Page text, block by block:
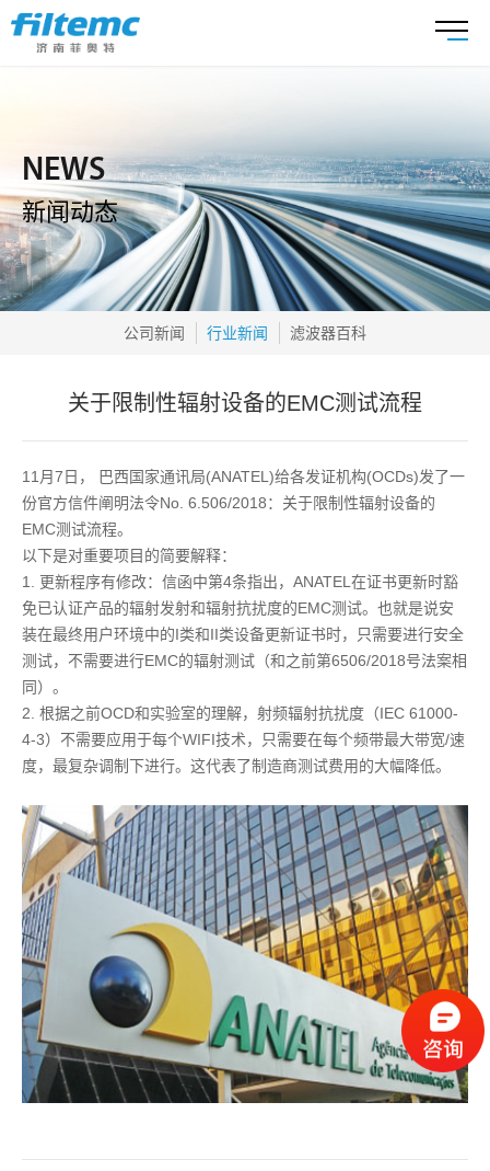
NEWS
新闻动态
公司新闻 行业新闻 滤波器百科
关于限制性辐射设备的EMC测试流程
11月7日， 巴西国家通讯局(ANATEL)给各发证机构(OCDs)发了一
份官方信件阐明法令No. 6.506/2018：关于限制性辐射设备的
EMC测试流程。
以下是对重要项目的简要解释：
1. 更新程序有修改：信函中第4条指出，ANATEL在证书更新时豁
免已认证产品的辐射发射和辐射抗扰度的EMC测试。也就是说安
装在最终用户环境中的I类和II类设备更新证书时，只需要进行安全
测试，不需要进行EMC的辐射测试（和之前第6506/2018号法案相
同）。
2. 根据之前OCD和实验室的理解，射频辐射抗扰度（IEC 61000-
4-3）不需要应用于每个WIFI技术，只需要在每个频带最大带宽/速
度，最复杂调制下进行。这代表了制造商测试费用的大幅降低。